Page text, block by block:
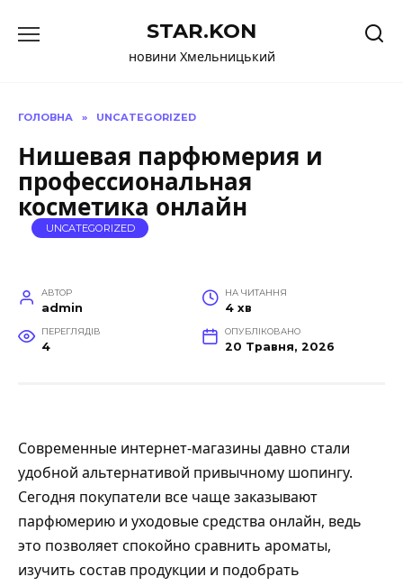
до
STAR.KON
новини Хмельницький
ГОЛОВНА » UNCATEGORIZED
Нишевая парфюмерия и
профессиональная
косметика онлайн
UNCATEGORIZED
АВТОР
admin
НА ЧИТАННЯ
4 хв
ПЕРЕГЛЯДІВ
4
ОПУБЛІКОВАНО
20 Травня, 2026
Современные интернет-магазины давно стали
удобной альтернативой привычному шопингу.
Сегодня покупатели все чаще заказывают
парфюмерию и уходовые средства онлайн, ведь
это позволяет спокойно сравнить ароматы,
изучить состав продукции и подобрать